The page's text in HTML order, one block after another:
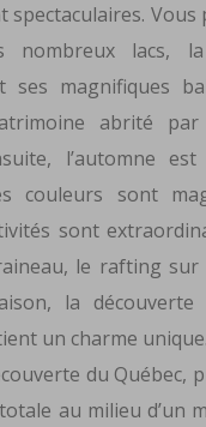
spectaculaires. Vous
nombreux lacs,
ses magnifiques
abrité par
l’automne
couleurs sont
sont
le rafting sur
la découverte
un charme unique.
du Québec,
au milieu d’un